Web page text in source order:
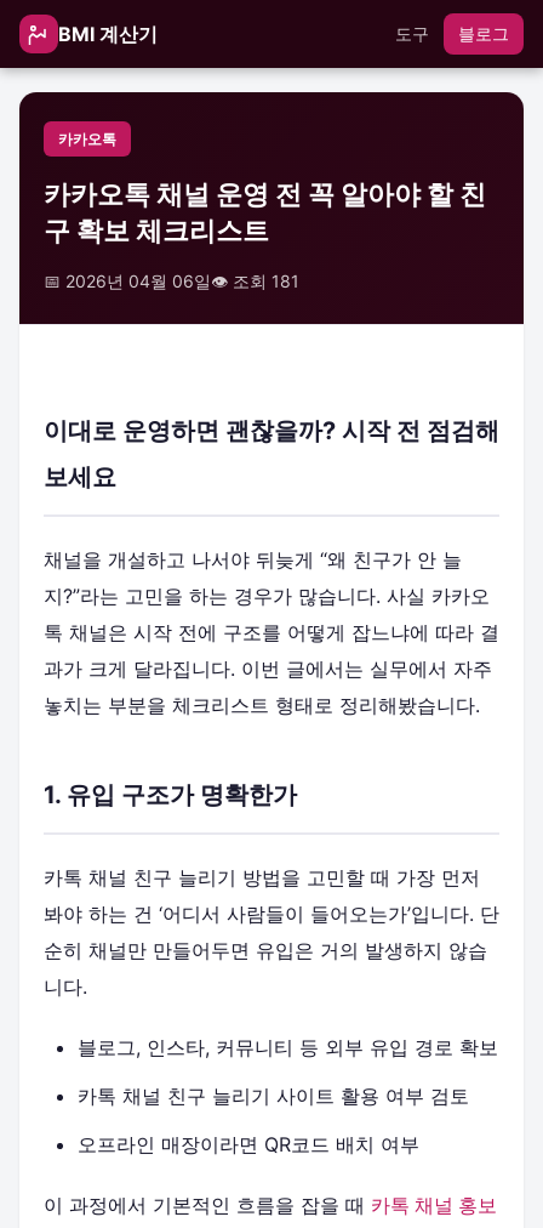
BMI 계산기 도구 블로그
카카오톡
카카오톡 채널 운영 전 꼭 알아야 할 친
구 확보 체크리스트
📅 2026년 04월 06일👁️ 조회 181
이대로 운영하면 괜찮을까? 시작 전 점검해
보세요
채널을 개설하고 나서야 뒤늦게 “왜 친구가 안 늘
지?”라는 고민을 하는 경우가 많습니다. 사실 카카오
톡 채널은 시작 전에 구조를 어떻게 잡느냐에 따라 결
과가 크게 달라집니다. 이번 글에서는 실무에서 자주
놓치는 부분을 체크리스트 형태로 정리해봤습니다.
1. 유입 구조가 명확한가
카톡 채널 친구 늘리기 방법을 고민할 때 가장 먼저
봐야 하는 건 ‘어디서 사람들이 들어오는가’입니다. 단
순히 채널만 만들어두면 유입은 거의 발생하지 않습
니다.
블로그, 인스타, 커뮤니티 등 외부 유입 경로 확보
카톡 채널 친구 늘리기 사이트 활용 여부 검토
오프라인 매장이라면 QR코드 배치 여부
이 과정에서 기본적인 흐름을 잡을 때 카톡 채널 홍보